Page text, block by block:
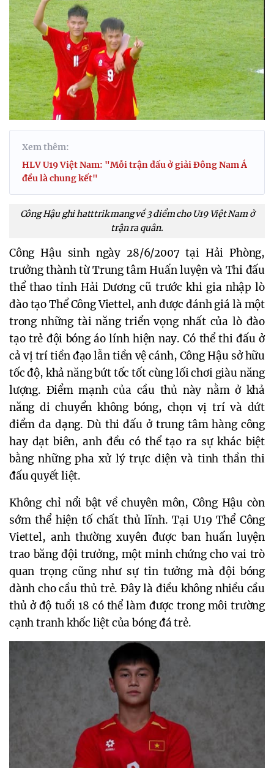
Xem thêm:
HLV U19 Việt Nam: "Mỗi trận đấu ở giải Đông Nam Á
đều là chung kết"
Công Hậu ghi hatttrik mang về 3 điểm cho U19 Việt Nam ở
trận ra quân.
Công Hậu sinh ngày 28/6/2007 tại Hải Phòng,
trưởng thành từ Trung tâm Huấn luyện và Thi đấu
thể thao tỉnh Hải Dương cũ trước khi gia nhập lò
đào tạo Thể Công Viettel, anh được đánh giá là một
trong những tài năng triển vọng nhất của lò đào
tạo trẻ đội bóng áo lính hiện nay. Có thể thi đấu ở
cả vị trí tiền đạo lẫn tiền vệ cánh, Công Hậu sở hữu
tốc độ, khả năng bứt tốc tốt cùng lối chơi giàu năng
lượng. Điểm mạnh của cầu thủ này nằm ở khả
năng di chuyển không bóng, chọn vị trí và dứt
điểm đa dạng. Dù thi đấu ở trung tâm hàng công
hay dạt biên, anh đều có thể tạo ra sự khác biệt
bằng những pha xử lý trực diện và tinh thần thi
đấu quyết liệt.
Không chỉ nổi bật về chuyên môn, Công Hậu còn
sớm thể hiện tố chất thủ lĩnh. Tại U19 Thể Công
Viettel, anh thường xuyên được ban huấn luyện
trao băng đội trưởng, một minh chứng cho vai trò
quan trọng cũng như sự tin tưởng mà đội bóng
dành cho cầu thủ trẻ. Đây là điều không nhiều cầu
thủ ở độ tuổi 18 có thể làm được trong môi trường
cạnh tranh khốc liệt của bóng đá trẻ.